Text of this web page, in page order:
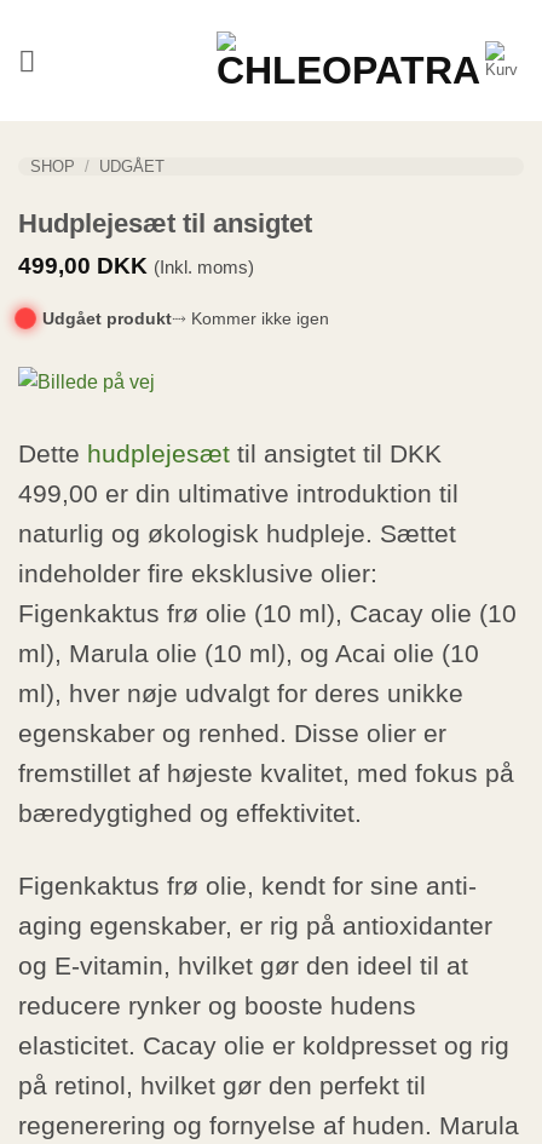
indhold
SHOP / UDGÅET
Hudplejesæt til ansigtet
499,00 DKK (Inkl. moms)
Udgået produkt⤑ Kommer ikke igen
Dette hudplejesæt til ansigtet til DKK
499,00 er din ultimative introduktion til
naturlig og økologisk hudpleje. Sættet
indeholder fire eksklusive olier:
Figenkaktus frø olie (10 ml), Cacay olie (10
ml), Marula olie (10 ml), og Acai olie (10
ml), hver nøje udvalgt for deres unikke
egenskaber og renhed. Disse olier er
fremstillet af højeste kvalitet, med fokus på
bæredygtighed og effektivitet.
Figenkaktus frø olie, kendt for sine anti-
aging egenskaber, er rig på antioxidanter
og E-vitamin, hvilket gør den ideel til at
reducere rynker og booste hudens
elasticitet. Cacay olie er koldpresset og rig
på retinol, hvilket gør den perfekt til
regenerering og fornyelse af huden. Marula